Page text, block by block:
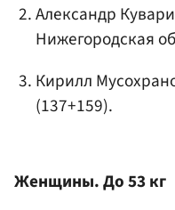
Александр
Нижегородская
Кирилл
(137+159).
Женщины. До 53 кг